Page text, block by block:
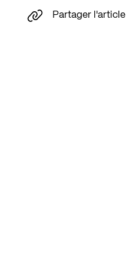
Partager l'article